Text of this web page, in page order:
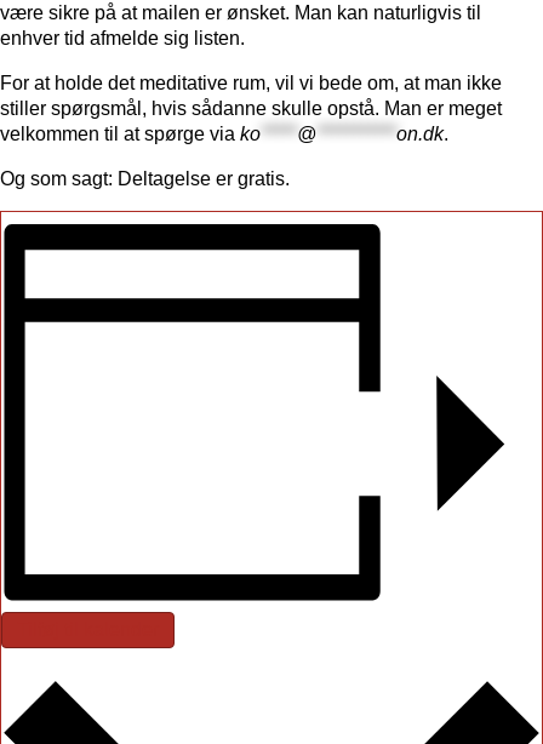
være sikre på at mailen er ønsket. Man kan naturligvis til
enhver tid afmelde sig listen.
For at holde det meditative rum, vil vi bede om, at man ikke
stiller spørgsmål, hvis sådanne skulle opstå. Man er meget
velkommen til at spørge via ko ***** @ ***********on.dk.
Og som sagt: Deltagelse er gratis.